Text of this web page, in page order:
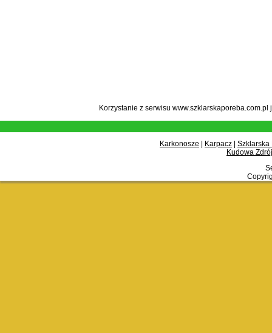
Korzystanie z serwisu
Karkonosze Karpacz
Szklarska
Kudowa